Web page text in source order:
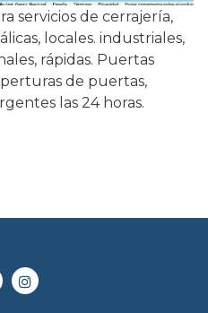
servicios de cerrajería,
locales. industriales,
rápidas. Puertas
de puertas,
las 24 horas.